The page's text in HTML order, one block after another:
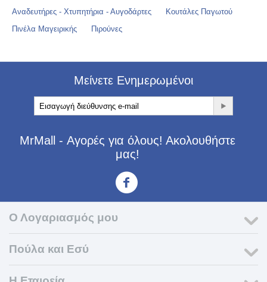
Αναδευτήρες - Χτυπητήρια - Αυγοδάρτες
Κουτάλες Παγωτού
Πινέλα Μαγειρικής
Πιρούνες
Μείνετε Ενημερωμένοι
MrMall - Αγορές για όλους! Ακολουθήστε
μας!
Ο Λογαριασμός μου
Πούλα και Εσύ